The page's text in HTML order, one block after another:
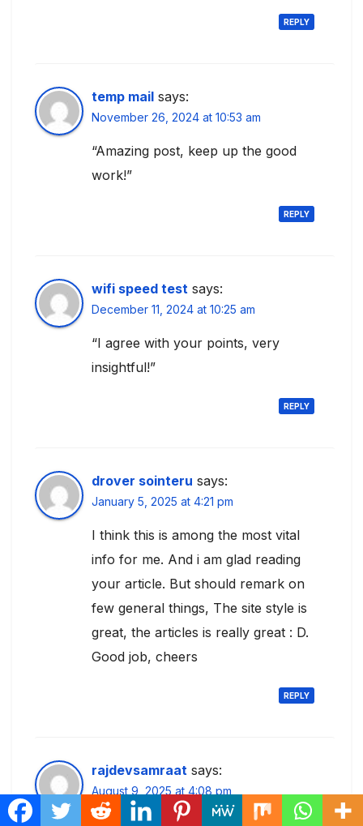
REPLY
temp mail says:
November 26, 2024 at 10:53 am
“Amazing post, keep up the good
work!”
REPLY
wifi speed test says:
December 11, 2024 at 10:25 am
“I agree with your points, very
insightful!”
REPLY
drover sointeru says:
January 5, 2025 at 4:21 pm
I think this is among the most vital
info for me. And i am glad reading
your article. But should remark on
few general things, The site style is
great, the articles is really great : D.
Good job, cheers
REPLY
rajdevsamraat says:
August 9, 2025 at 4:08 pm